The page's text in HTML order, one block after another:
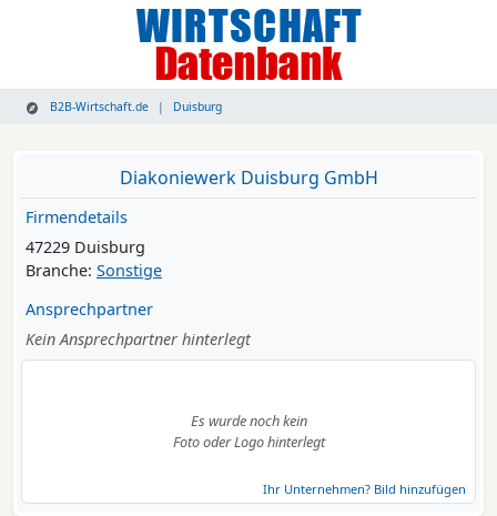
B2B-Wirtschaft.de Duisburg
Diakoniewerk Duisburg GmbH
Firmendetails
47229 Duisburg
Branche: Sonstige
Ansprechpartner
Kein Ansprechpartner hinterlegt
Es wurde noch kein
Foto oder Logo hinterlegt
Ihr Unternehmen? Bild hinzufügen